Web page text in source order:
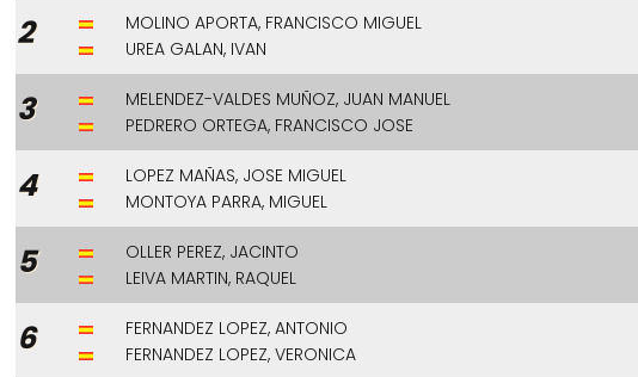
2
MOLINO APORTA, FRANCISCO MIGUEL
UREA GALAN, IVAN
3
MELENDEZ-VALDES MUÑOZ, JUAN MANUEL
PEDRERO ORTEGA, FRANCISCO JOSE
4
LOPEZ MAÑAS, JOSE MIGUEL
MONTOYA PARRA, MIGUEL
5
OLLER PEREZ, JACINTO
LEIVA MARTIN, RAQUEL
6
FERNANDEZ LOPEZ, ANTONIO
FERNANDEZ LOPEZ, VERONICA